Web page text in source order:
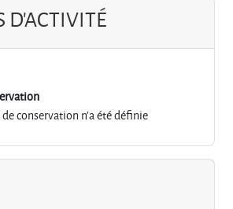
D'ACTIVITÉ
conservation n'a été définie